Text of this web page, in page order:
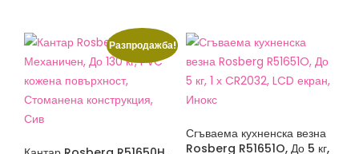
Разпродажба!
Сгъваема кухненска везна
Rosberg R51651O, До 5 кг,